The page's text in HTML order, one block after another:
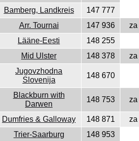
Bamberg, Landkreis
147 777
Arr. Tournai 147 936
za
Lääne-Eesti
148 255
Mid Ulster 148 378 za
Jugovzhodna
Slovenija
148 670
Blackburn with
Darwen
148 753 za
Dumfries & Galloway 148 871
za
Trier-Saarburg
148 953